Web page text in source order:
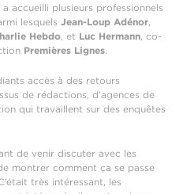
accueilli plusieurs professionnels
lesquels Jean-Loup Adénor,
Hebdo, et Luc Hermann, co-
Premières Lignes.
accès à des retours
de rédactions, d’agences de
qui travaillent sur des enquêtes
de venir discuter avec les
montrer comment ça se passe
très intéressant, les